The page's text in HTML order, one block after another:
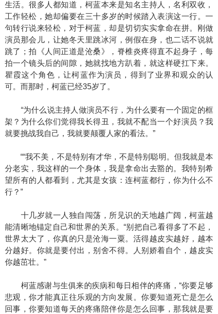
生活。很多人都知道，柯蓝本来是知名主持人，名利双收，
工作轻松，她却偏要在三十多岁的时候踏入表演这一行。一
句转行说来轻松，对于柯蓝，却是切切实实拿命在拼。刚做
演员那会儿，让她冬天里跳冰河，例假在身，也二话不说就
跳了；拍《人间正道是沧桑》，脊椎炎疼得直不起身子，每
拍一个镜头后的间隙，她就找地方趴着，就这样硬扛下来。
瞿霞这个角色，让柯蓝作为演员，得到了业界和观众的认
可。而那时，柯蓝已经35岁了。
“为什么说主持人做演员不行，为什么要有一个固定的框
架？为什么你们觉得我长得丑，我就不配当一个好演员？我
就要挑战我自己，我就要颠覆人家的看法。”
““我不美，不是特别有才华，不是特别聪明。但我就是本
分老实，我这样的一个身体，我是拿命出去豁的。我特别希
望所有的人都看到，尤其是女孩：连柯蓝都行，你为什么不
行？”
十几岁就一人独自闯荡，所见识的天地越广阔，柯蓝越
能清晰地锚定自己和世界的关系。“别把自己看得多了不起，
世界太大了，你真的只是沧海一粟。活得越皮实越好，越本
分越好。你就是要付出，别舍不得。人别娇着自个，越皮实
你越茁壮。”
柯蓝感谢与生俱来的疾病和每日相伴的疼痛，“你要足够
悲观，你才能真正往乐观的方向发展。你要知道死亡是怎么
回事，你要知道每天的疼痛陪伴你是怎么回事，那我就是要